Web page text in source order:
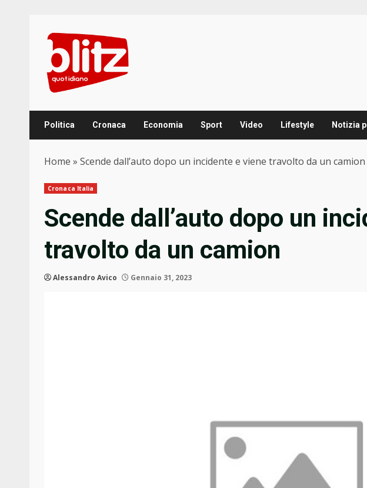
content
Politica Cronaca Economia Sport Video Lifestyle Notizia
Home » Scende dall’auto dopo un incidente e viene travolto da un camion
Cronaca Italia
Scende dall’auto dopo un
travolto da un camion
Alessandro Avico Gennaio 31, 2023